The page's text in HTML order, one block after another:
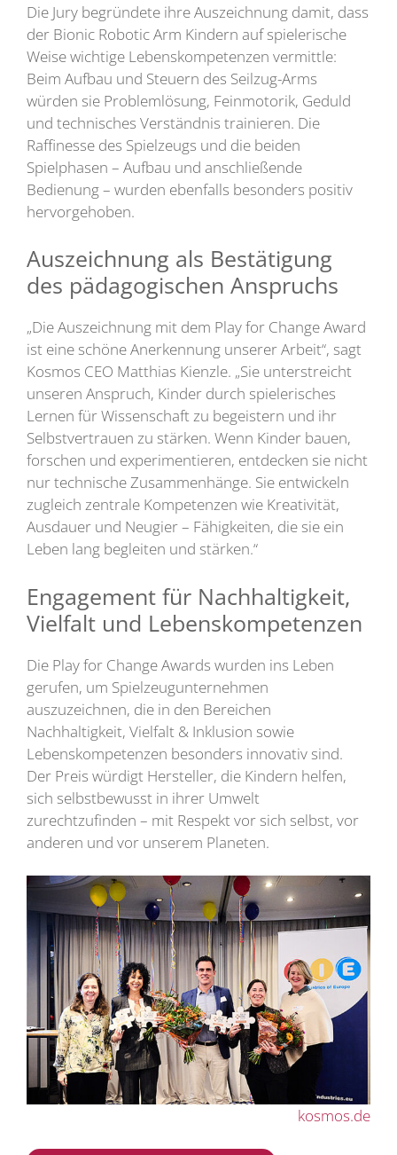
Die Jury begründete ihre Auszeichnung damit, dass
der Bionic Robotic Arm Kindern auf spielerische
Weise wichtige Lebenskompetenzen vermittle:
Beim Aufbau und Steuern des Seilzug-Arms
würden sie Problemlösung, Feinmotorik, Geduld
und technisches Verständnis trainieren. Die
Raffinesse des Spielzeugs und die beiden
Spielphasen – Aufbau und anschließende
Bedienung – wurden ebenfalls besonders positiv
hervorgehoben.
Auszeichnung als Bestätigung
des pädagogischen Anspruchs
„Die Auszeichnung mit dem Play for Change Award
ist eine schöne Anerkennung unserer Arbeit“, sagt
Kosmos CEO Matthias Kienzle. „Sie unterstreicht
unseren Anspruch, Kinder durch spielerisches
Lernen für Wissenschaft zu begeistern und ihr
Selbstvertrauen zu stärken. Wenn Kinder bauen,
forschen und experimentieren, entdecken sie nicht
nur technische Zusammenhänge. Sie entwickeln
zugleich zentrale Kompetenzen wie Kreativität,
Ausdauer und Neugier – Fähigkeiten, die sie ein
Leben lang begleiten und stärken.“
Engagement für Nachhaltigkeit,
Vielfalt und Lebenskompetenzen
Die Play for Change Awards wurden ins Leben
gerufen, um Spielzeugunternehmen
auszuzeichnen, die in den Bereichen
Nachhaltigkeit, Vielfalt & Inklusion sowie
Lebenskompetenzen besonders innovativ sind.
Der Preis würdigt Hersteller, die Kindern helfen,
sich selbstbewusst in ihrer Umwelt
zurechtzufinden – mit Respekt vor sich selbst, vor
anderen und vor unserem Planeten.
kosmos.de